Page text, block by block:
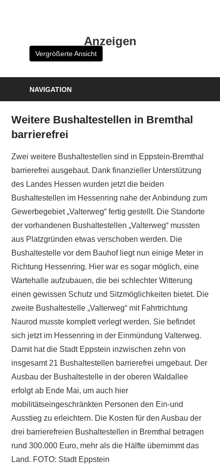
Anzeigen
Vergrößerte Ansicht
NAVIGATION
Weitere Bushaltestellen in Bremthal
barrierefrei
Zwei weitere Bushaltestellen sind in Eppstein-Bremthal
barrierefrei ausgebaut. Dank finanzieller Unterstützung
des Landes Hessen wurden jetzt die beiden
Bushaltestellen im Hessenring nahe der Anbindung zum
Gewerbegebiet „Valterweg“ fertig gestellt. Die Standorte
der vorhandenen Bushaltestellen „Valterweg“ mussten
aus Platzgründen etwas verschoben werden. Die
Bushaltestelle vor dem Bauhof liegt nun einige Meter in
Richtung Hessenring. Hier war es sogar möglich, eine
Wartehalle aufzubauen, die bei schlechter Witterung
einen gewissen Schutz und Sitzmöglichkeiten bietet. Die
zweite Bushaltestelle „Valterweg“ mit Fahrtrichtung
Naurod musste komplett verlegt werden. Sie befindet
sich jetzt im Hessenring in der Einmündung Valterweg.
Damit hat die Stadt Eppstein inzwischen zehn von
insgesamt 21 Bushaltestellen barrierefrei umgebaut. Der
Ausbau der Bushaltestelle in der oberen Waldallee
erfolgt ab Ende Mai, um auch hier
mobilitätseingeschränkten Personen den Ein-und
Ausstieg zu erleichtern. Die Kosten für den Ausbau der
drei barrierefreien Bushaltestellen in Bremthal betragen
rund 300.000 Euro, mehr als die Hälfte übernimmt das
Land. FOTO: Stadt Eppstein